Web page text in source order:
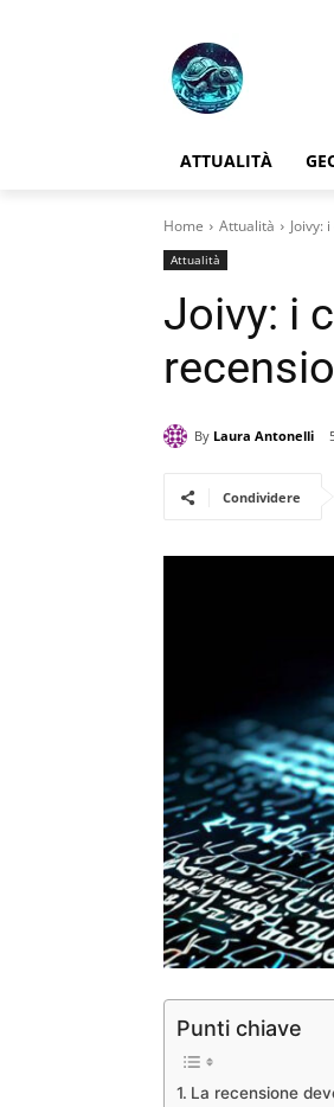
ATTUALITÀ
Home Attualità Joivy:
Attualità
Joivy: i
By Laura Antonelli
Condividere
Punti chiave
La recensione